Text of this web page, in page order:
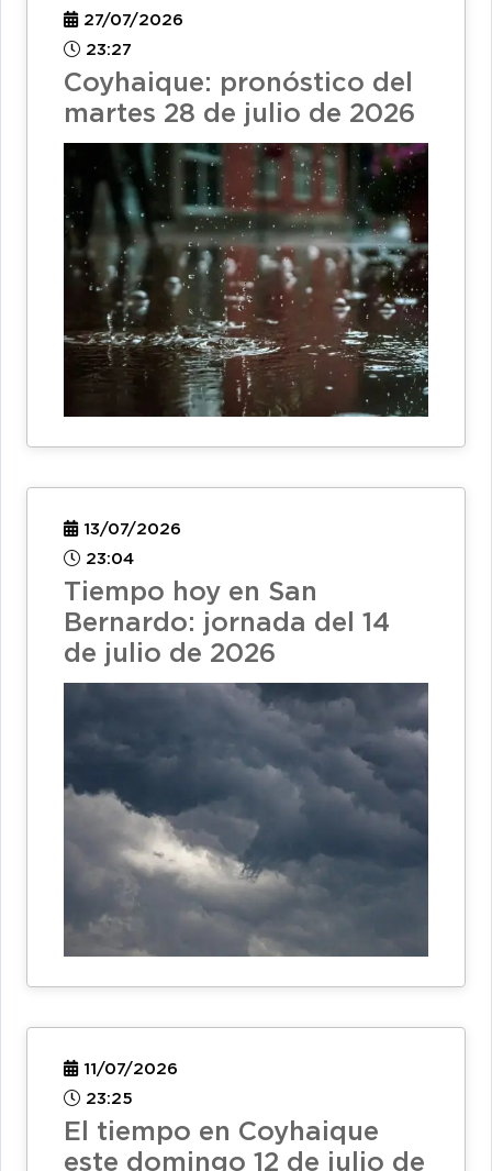
27/07/2026
23:27
Coyhaique: pronóstico del
martes 28 de julio de 2026
13/07/2026
23:04
Tiempo hoy en San
Bernardo: jornada del 14
de julio de 2026
11/07/2026
23:25
El tiempo en Coyhaique
este domingo 12 de julio de